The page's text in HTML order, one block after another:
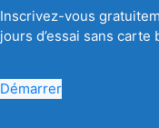
Inscrivez-vous
jours d’essai sans carte
Démarrer